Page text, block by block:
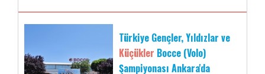
Türkiye Gençler, Yıldızlar ve
Küçükler Bocce (Volo)
Şampiyonası Ankara'da